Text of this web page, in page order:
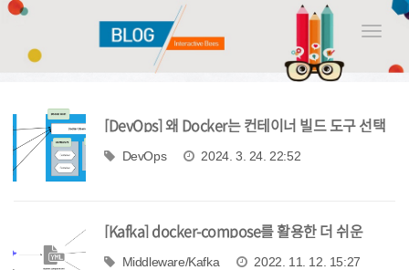
Toggle
[DevOps] 왜 Docker는 컨테이너 빌드 도구 선택
지에서 점점 배제될까?
DevOps 2024. 3. 24. 22:52
[Kafka] docker-compose를 활용한 더 쉬운
Kafka 서버 설치
Middleware/Kafka 2022. 11. 12. 15:27